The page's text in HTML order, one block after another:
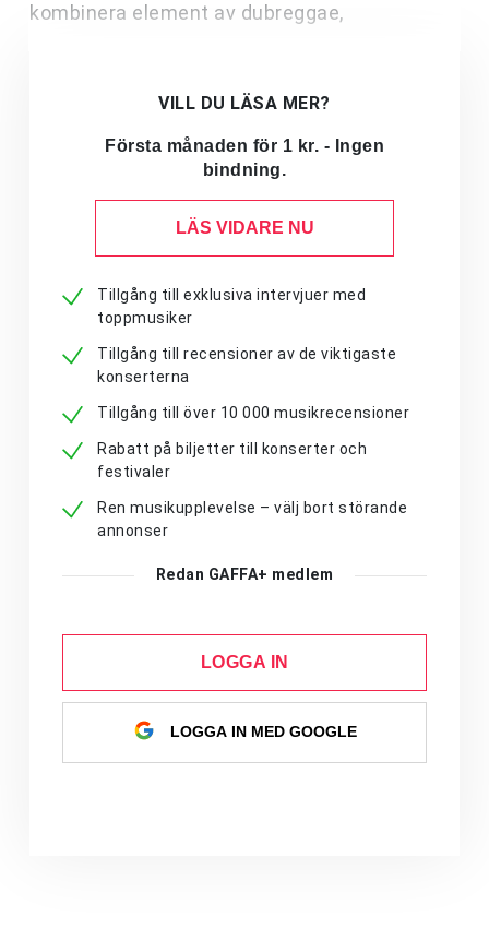
kombinera element av dubreggae,
VILL DU LÄSA MER?
Första månaden för 1 kr. - Ingen
bindning.
LÄS VIDARE NU
Tillgång till exklusiva intervjuer med
toppmusiker
Tillgång till recensioner av de viktigaste
konserterna
Tillgång till över 10 000 musikrecensioner
Rabatt på biljetter till konserter och
festivaler
Ren musikupplevelse – välj bort störande
annonser
Redan GAFFA+ medlem
LOGGA IN
LOGGA IN MED GOOGLE